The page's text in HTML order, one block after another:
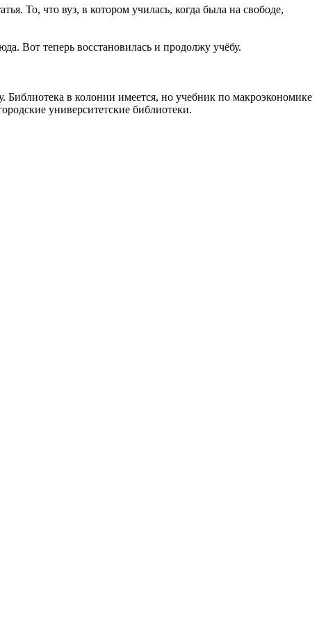
То, что вуз, в котором училась, когда была на свободе,
Вот теперь восстановилась и продолжу учёбу.
Библиотека в колонии имеется, но учебник по макроэкономике
университетские библиотеки.